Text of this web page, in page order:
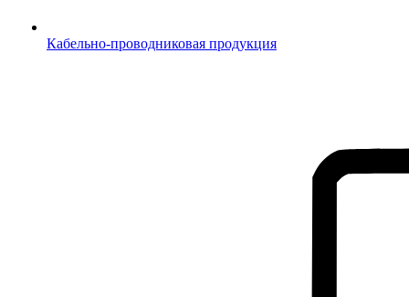
Кабельно-проводниковая продукция